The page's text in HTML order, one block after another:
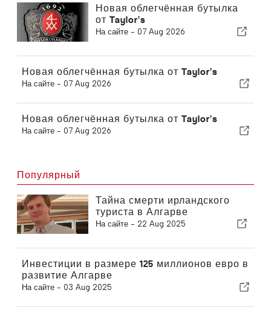
Новая облегчённая бутылка
от Taylor’s
На сайте - 07 Aug 2026
Новая облегчённая бутылка от Taylor’s
На сайте - 07 Aug 2026
Новая облегчённая бутылка от Taylor’s
На сайте - 07 Aug 2026
Популярный
Тайна смерти ирландского
туриста в Алгарве
На сайте - 22 Aug 2025
Инвестиции в размере 125 миллионов евро в
развитие Алгарве
На сайте - 03 Aug 2025